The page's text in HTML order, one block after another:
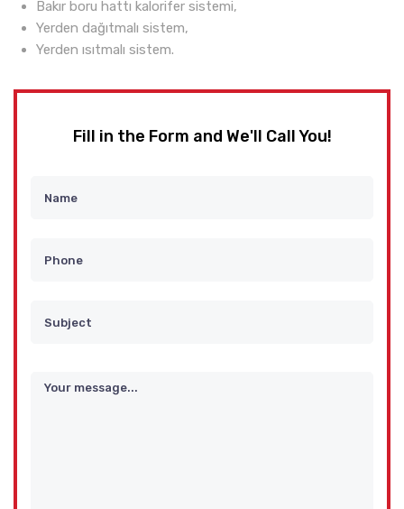
Bakır boru hattı kalorifer sistemi,
Yerden dağıtmalı sistem,
Yerden ısıtmalı sistem.
Fill in the Form and We'll Call You!